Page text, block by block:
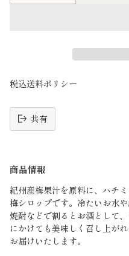
税込送料ポリシー
共有
み
込
み
中
商品情報
紀州産梅果汁を原料に、ハチ
梅シロップです。冷たいお水
焼酎などで割るとお酒として
にかけても美味しく召し上が
お届けいたします。